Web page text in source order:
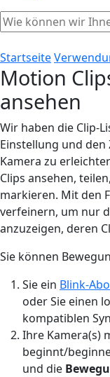
Startseite
Motion
ansehen
Wir haben die Clip-
Einstellung und
Kamera zu
Clips ansehen,
markieren. Mit den
verfeinern, um nur
anzuzeigen, deren
Sie können
Sie ein Blink-
oder Sie einen
kompatiblen
Ihre Kamera(s)
beginnt/
und die